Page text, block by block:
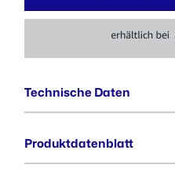
Technische Daten
Außenmaße (BxTxH)
Produktdatenblatt